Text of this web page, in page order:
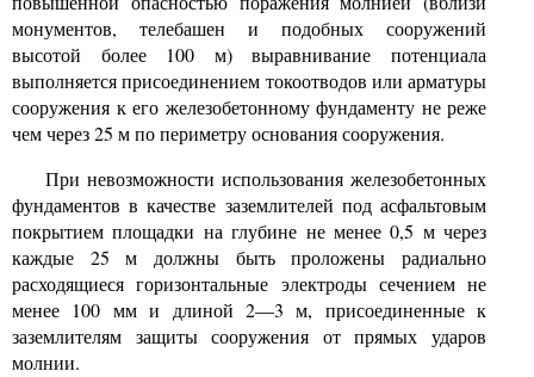
монументов, телебашен и подобных сооружений
высотой более 100 м) выравнивание потенциала
выполняется присоединением токоотводов или арматуры
сооружения к его железобетонному фундаменту не реже
чем через 25 м по периметру основания сооружения.
При невозможности использования железобетонных
фундаментов в качестве заземлителей под асфальтовым
покрытием площадки на глубине не менее 0,5 м через
каждые 25 м должны быть проложены радиально
расходящиеся горизонтальные электроды сечением не
менее 100 мм и длиной 2—3 м, присоединенные к
заземлителям защиты сооружения от прямых ударов
молнии.